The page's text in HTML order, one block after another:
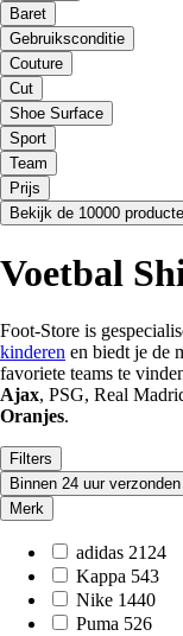
Baret
Gebruiksconditie
Couture
Cut
Shoe Surface
Sport
Team
Prijs
Bekijk de 10000
Voetbal
Foot-Store is
kinderen en biedt je de
favoriete teams te
Ajax, PSG, Real
Oranjes.
Filters
Binnen 24 uur verzonden
Merk
adidas 2124
Kappa 543
Nike 1440
Puma 526